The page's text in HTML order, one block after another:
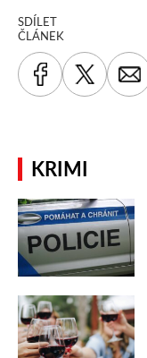
SDÍLET
ČLÁNEK
KRIMI